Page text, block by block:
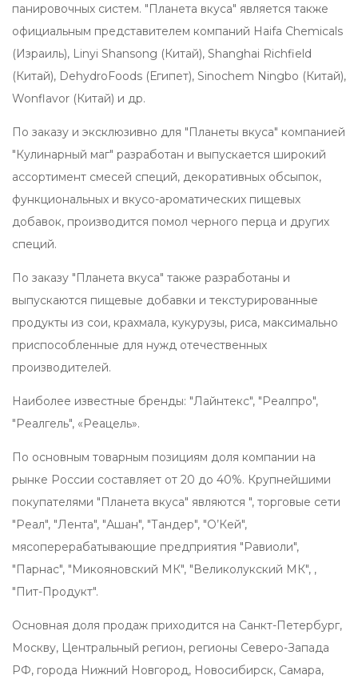
панировочных систем. "Планета вкуса" является также
официальным представителем компаний Haifa Chemicals
(Израиль), Linyi Shansong (Китай), Shanghai Richfield
(Китай), DehydroFoods (Египет), Sinochem Ningbo (Китай),
Wonflavor (Китай) и др.
По заказу и эксклюзивно для "Планеты вкуса" компанией
"Кулинарный маг" разработан и выпускается широкий
ассортимент смесей специй, декоративных обсыпок,
функциональных и вкусо-ароматических пищевых
добавок, производится помол черного перца и других
специй.
По заказу "Планета вкуса" также разработаны и
выпускаются пищевые добавки и текстурированные
продукты из сои, крахмала, кукурузы, риса, максимально
приспособленные для нужд отечественных
производителей.
Наиболее известные бренды: "Лайнтекс", "Реалпро",
"Реалгель", «Реацель».
По основным товарным позициям доля компании на
рынке России составляет от 20 до 40%. Крупнейшими
покупателями "Планета вкуса" являются ", торговые сети
"Реал", "Лента", "Ашан", "Тандер", "О’Кей",
мясоперерабатывающие предприятия "Равиоли",
"Парнас", "Микояновский МК", "Великолукский МК", ,
"Пит-Продукт".
Основная доля продаж приходится на Санкт-Петербург,
Москву, Центральный регион, регионы Северо-Запада
РФ, города Нижний Новгород, Новосибирск, Самара,